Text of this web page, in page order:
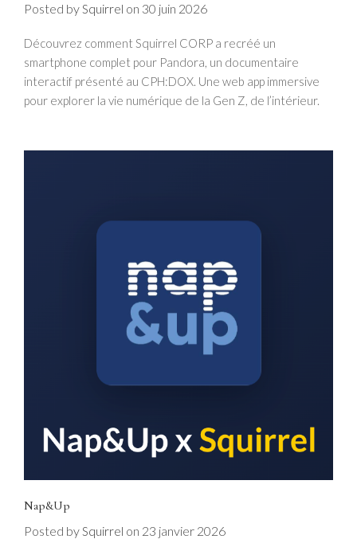
Posted bySquirrel on 30 juin 2026
Découvrez comment Squirrel CORP a recréé un
smartphone complet pour Pandora, un documentaire
interactif présenté au CPH:DOX. Une web app immersive
pour explorer la vie numérique de la Gen Z, de l’intérieur.
Nap&Up
Posted bySquirrel on 23 janvier 2026